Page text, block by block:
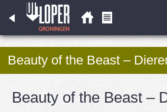
Beauty of the Beast –
Beauty of the Beast –